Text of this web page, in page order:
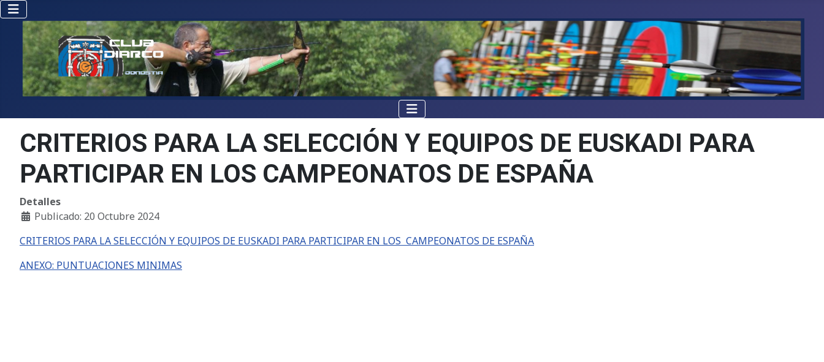
CRITERIOS PARA LA SELECCIÓN Y EQUIPOS DE EUSKADI PARA
PARTICIPAR EN LOS CAMPEONATOS DE ESPAÑA
Detalles
Publicado: 20 Octubre 2024
CRITERIOS PARA LA SELECCIÓN Y EQUIPOS DE EUSKADI PARA PARTICIPAR EN LOS CAMPEONATOS DE ESPAÑA
ANEXO: PUNTUACIONES MINIMAS